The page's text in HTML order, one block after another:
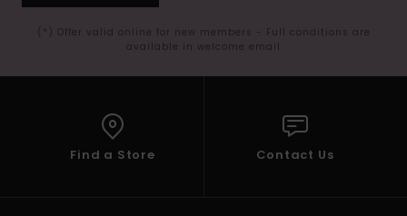
(*) Offer valid online for new members - Full conditions are
available in welcome email
Find a Store Contact Us